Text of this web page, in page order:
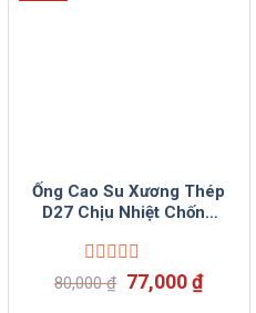
Ống Cao Su Xương Thép
D27 Chịu Nhiệt Chống
Rượu Hoá Mỹ Phẩm
Được
xếp
80,000₫ Giá
gốc
77,000₫Giá